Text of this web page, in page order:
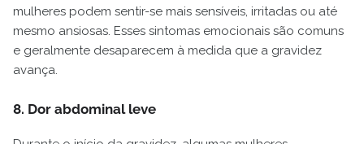
mulheres podem sentir-se mais sensíveis, irritadas ou até
mesmo ansiosas. Esses sintomas emocionais são comuns
e geralmente desaparecem à medida que a gravidez
avança.
8. Dor abdominal leve